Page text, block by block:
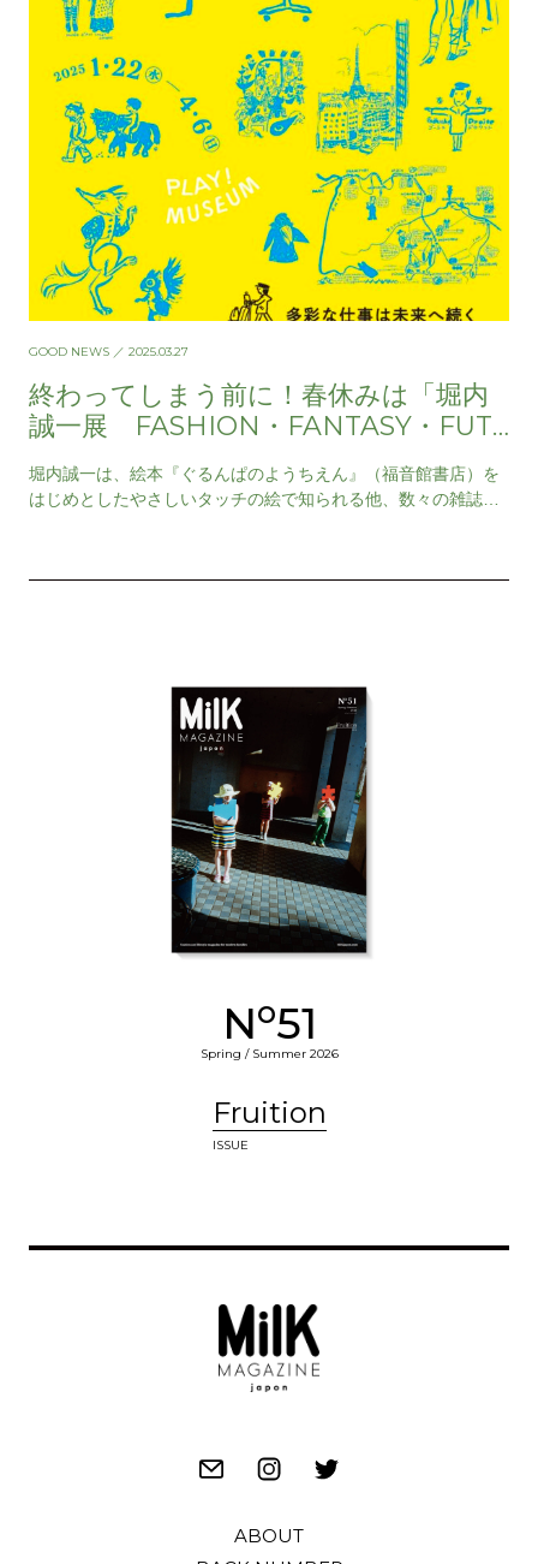
GOOD NEWS ／ 2025.03.27
終わってしまう前に！春休みは「堀内
誠一展 FASHION・FANTASY・FUT
URE」へ
堀内誠一は、絵本『ぐるんぱのようちえん』（福音館書店）を
はじめとしたやさしいタッチの絵で知られる他、数々の雑誌の
No51
Spring / Summer 2026
Fruition
ISSUE
ABOUT